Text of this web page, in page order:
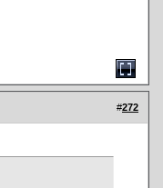
#272